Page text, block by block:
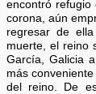
encontró refugio
corona, aún
regresar de
muerte, el reino
García, Galicia
más
del reino. De